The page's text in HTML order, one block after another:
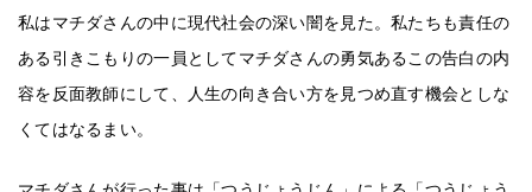
私はマチダさんの中に現代社会の深い闇を見た。私たちも責任の
ある引きこもりの一員としてマチダさんの勇気あるこの告白の内
容を反面教師にして、人生の向き合い方を見つめ直す機会としな
くてはなるまい。